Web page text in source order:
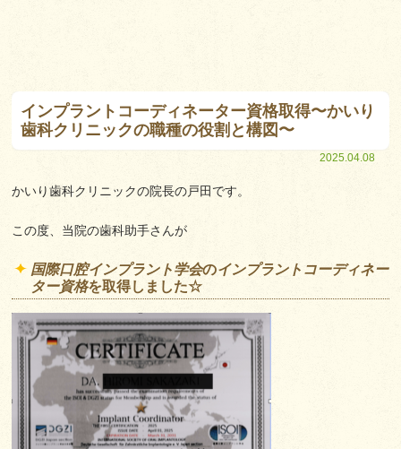
インプラントコーディネーター資格取得〜かいり
歯科クリニックの職種の役割と構図〜
2025.04.08
かいり歯科クリニックの院長の戸田です。
この度、当院の歯科助手さんが
国際口腔インプラント学会のインプラントコーディネー
ター資格を取得しました☆